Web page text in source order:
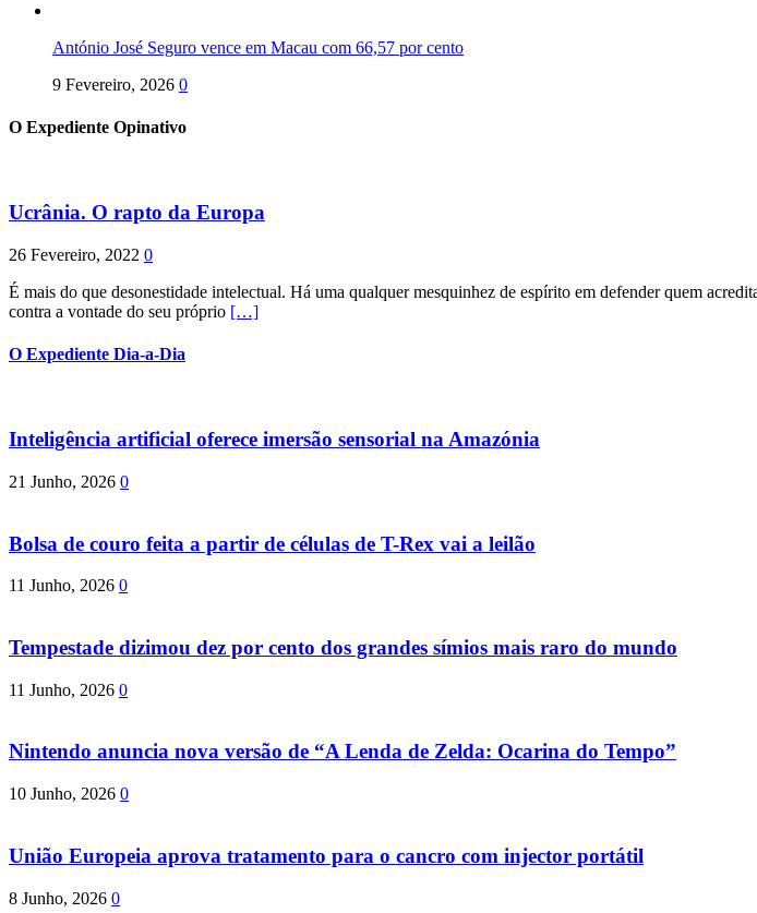
António José Seguro vence em Macau com 66,57 por cento
9 Fevereiro, 2026 0
O Expediente Opinativo
Ucrânia. O rapto da Europa
26 Fevereiro, 2022 0
É mais do que desonestidade intelectual. Há uma qualquer mesquinhez de espírito em defender quem
contra a vontade do seu próprio […]
O Expediente Dia-a-Dia
Inteligência artificial oferece imersão sensorial na Amazónia
21 Junho, 2026 0
Bolsa de couro feita a partir de células de T-Rex vai a leilão
11 Junho, 2026 0
Tempestade dizimou dez por cento dos grandes símios mais raro do mundo
11 Junho, 2026 0
Nintendo anuncia nova versão de “A Lenda de Zelda: Ocarina do Tempo”
10 Junho, 2026 0
União Europeia aprova tratamento para o cancro com injector portátil
8 Junho, 2026 0